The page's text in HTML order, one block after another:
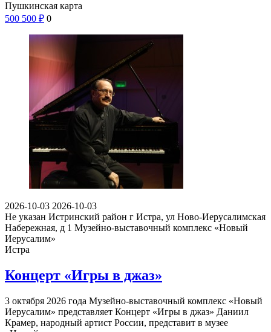
Пушкинская карта
500 500 ₽ 0
2026-10-03 2026-10-03
Не указан Истринский район г Истра, ул Ново-Иерусалимская
Набережная, д 1 Музейно-выставочный комплекс «Новый
Иерусалим»
Истра
Концерт «Игры в джаз»
3 октября 2026 года Музейно-выставочный комплекс «Новый
Иерусалим» представляет Концерт «Игры в джаз» Даниил
Крамер, народный артист России, представит в музее